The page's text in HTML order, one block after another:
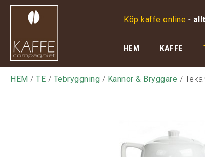
Köp kaffe online -
HEM KAFFE
HEM / TE / Tebryggning / Kannor & Bryggare /